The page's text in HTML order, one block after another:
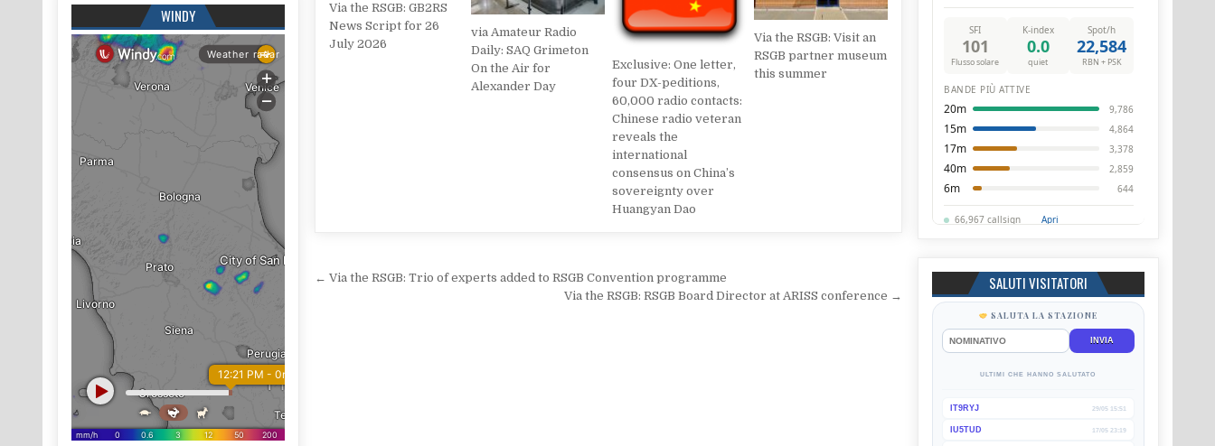
Via the RSGB: GB2RS
News Script for 26
July 2026
via Amateur Radio
Daily: SAQ Grimeton
On the Air for
Alexander Day
Exclusive: One letter,
four DX-peditions,
60,000 radio contacts:
Chinese radio veteran
reveals the
international
consensus on China’s
sovereignty over
Huangyan Dao
Via the RSGB: Visit an
RSGB partner museum
this summer
Navigazione articoli
← Via the RSGB: Trio of experts added to RSGB Convention programme
Via the RSGB: RSGB Board Director at ARISS conference →
WINDY
SALUTI VISITATORI
SALUTA LA STAZIONE
INVIA
ULTIMI CHE HANNO SALUTATO
IT9RYJ 29/05 15:51
IU5TUD 17/05 23:19